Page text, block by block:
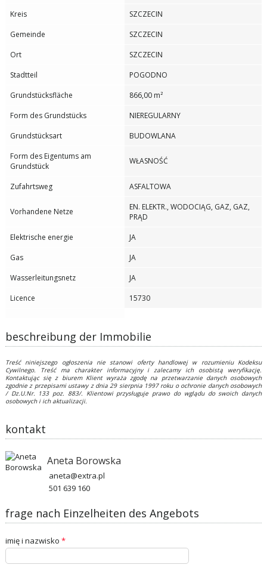
Kreis
SZCZECIN
Gemeinde
SZCZECIN
Ort
SZCZECIN
Stadtteil
POGODNO
Grundstücksfläche
866,00 m²
Form des Grundstücks
NIEREGULARNY
Grundstücksart
BUDOWLANA
Form des Eigentums am
Grundstück
WŁASNOŚĆ
Zufahrtsweg ASFALTOWA
Vorhandene Netze
EN. ELEKTR., WODOCIĄG, GAZ, GAZ,
PRĄD
Elektrische energie
JA
Gas
JA
Wasserleitungsnetz
JA
Licence
15730
beschreibung der Immobilie
Treść niniejszego ogłoszenia nie stanowi oferty handlowej w rozumieniu Kodeksu
Cywilnego. Treść ma charakter informacyjny i zalecamy ich osobistą weryfikację.
Kontaktując się z biurem Klient wyraża zgodę na przetwarzanie danych osobowych
zgodnie z przepisami ustawy z dnia 29 sierpnia 1997 roku o ochronie danych osobowych
/ Dz.U.Nr. 133 poz. 883/. Klientowi przysługuje prawo do wglądu do swoich danych
osobowych i ich aktualizacji.
kontakt
Aneta Borowska
aneta@extra.pl
501 639 160
frage nach Einzelheiten des Angebots
imię i nazwisko *